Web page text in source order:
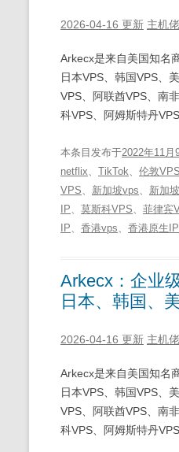
2026-04-16 更新 主机佬
Arkecx是来自美国知名
日本VPS、韩国VPS、
VPS、阿联酋VPS、南
科VPS、阿姆斯特丹
本条目发布于2022年11月
netflix
TikTok 伦敦VPS
VPS
新加坡vps 新加
IP
莫斯科VPS 菲律宾
IP
香港vps 香港原生IP
Arkecx：企业
日本、韩国、
2026-04-16 更新 主机佬
Arkecx是来自美国知名
日本VPS、韩国VPS、
VPS、阿联酋VPS、南
科VPS、阿姆斯特丹